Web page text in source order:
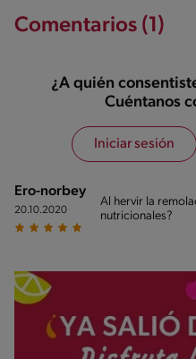
Comentarios (1)
¿A quién
Cuéntanos
Iniciar sesión
Ero-norbey
20.10.2020
Al hervir la
nutricionales?